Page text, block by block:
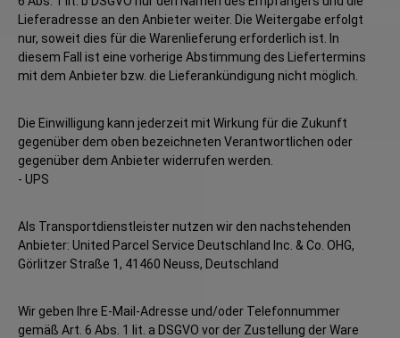
Lieferadresse an den Anbieter weiter. Die Weitergabe erfolgt
nur, soweit dies für die Warenlieferung erforderlich ist. In
diesem Fall ist eine vorherige Abstimmung des Liefertermins
mit dem Anbieter bzw. die Lieferankündigung nicht möglich.
Die Einwilligung kann jederzeit mit Wirkung für die Zukunft
gegenüber dem oben bezeichneten Verantwortlichen oder
gegenüber dem Anbieter widerrufen werden.
- UPS
Als Transportdienstleister nutzen wir den nachstehenden
Anbieter: United Parcel Service Deutschland Inc. & Co. OHG,
Görlitzer Straße 1, 41460 Neuss, Deutschland
Wir geben Ihre E-Mail-Adresse und/oder Telefonnummer
gemäß Art. 6 Abs. 1 lit. a DSGVO vor der Zustellung der Ware